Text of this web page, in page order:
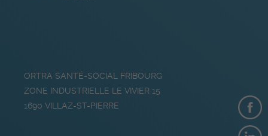
ORTRA SANTÉ-SOCIAL FRIBOURG
ZONE INDUSTRIELLE LE VIVIER 15
1690 VILLAZ-ST-PIERRE